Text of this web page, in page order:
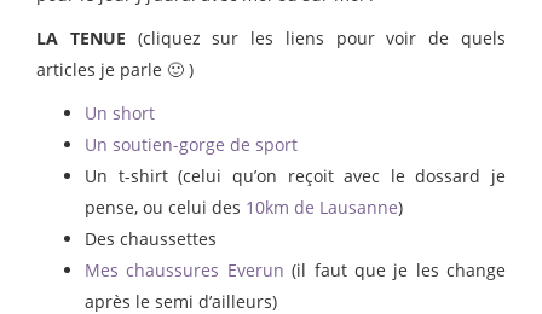
LA TENUE (cliquez sur les liens pour voir de quels
articles je parle 🙂 )
Un short
Un soutien-gorge de sport
Un t-shirt (celui qu’on reçoit avec le dossard je
pense, ou celui des 10km de Lausanne)
Des chaussettes
Mes chaussures Everun (il faut que je les change
après le semi d’ailleurs)